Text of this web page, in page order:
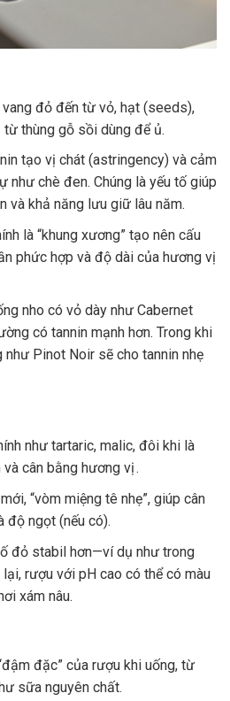
vang đỏ đến từ vỏ, hạt (seeds),
thùng gỗ sồi dùng để ủ.
tạo vị chát (astringency) và cảm
như chè đen. Chúng là yếu tố giúp
và khả năng lưu giữ lâu năm.
là “khung xương” tạo nên cấu
phức hợp và độ dài của hương vị
nho có vỏ dày như Cabernet
có tannin mạnh hơn. Trong khi
Pinot Noir sẽ cho tannin nhẹ
như tartaric, malic, đôi khi là
cân bằng hương vị .
“vòm miệng tê nhẹ”, giúp cân
độ ngọt (nếu có).
đỏ stabil hơn—ví dụ như trong
rượu với pH cao có thể có màu
xám nâu.
đặc” của rượu khi uống, từ
sữa nguyên chất.